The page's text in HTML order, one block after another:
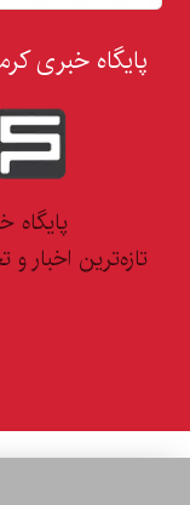
پایگاه خبری
تازه‌ترین اخبار